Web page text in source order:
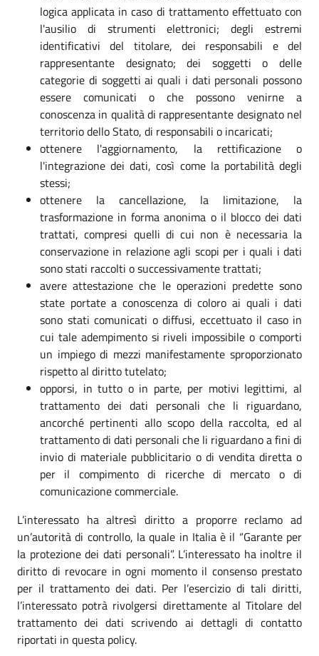
logica applicata in caso di trattamento effettuato con
l'ausilio di strumenti elettronici; degli estremi
identificativi del titolare, dei responsabili e del
rappresentante designato; dei soggetti o delle
categorie di soggetti ai quali i dati personali possono
essere comunicati o che possono venirne a
conoscenza in qualità di rappresentante designato nel
territorio dello Stato, di responsabili o incaricati;
ottenere l'aggiornamento, la rettificazione o
l'integrazione dei dati, così come la portabilità degli
stessi;
ottenere la cancellazione, la limitazione, la
trasformazione in forma anonima o il blocco dei dati
trattati, compresi quelli di cui non è necessaria la
conservazione in relazione agli scopi per i quali i dati
sono stati raccolti o successivamente trattati;
avere attestazione che le operazioni predette sono
state portate a conoscenza di coloro ai quali i dati
sono stati comunicati o diffusi, eccettuato il caso in
cui tale adempimento si riveli impossibile o comporti
un impiego di mezzi manifestamente sproporzionato
rispetto al diritto tutelato;
opporsi, in tutto o in parte, per motivi legittimi, al
trattamento dei dati personali che li riguardano,
ancorché pertinenti allo scopo della raccolta, ed al
trattamento di dati personali che li riguardano a fini di
invio di materiale pubblicitario o di vendita diretta o
per il compimento di ricerche di mercato o di
comunicazione commerciale.
L’interessato ha altresì diritto a proporre reclamo ad
un’autorità di controllo, la quale in Italia è il “Garante per
la protezione dei dati personali”. L’interessato ha inoltre il
diritto di revocare in ogni momento il consenso prestato
per il trattamento dei dati. Per l’esercizio di tali diritti,
l’interessato potrà rivolgersi direttamente al Titolare del
trattamento dei dati scrivendo ai dettagli di contatto
riportati in questa policy.